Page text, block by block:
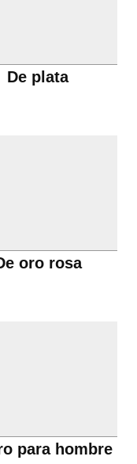
De plata
oro rosa
para hombre